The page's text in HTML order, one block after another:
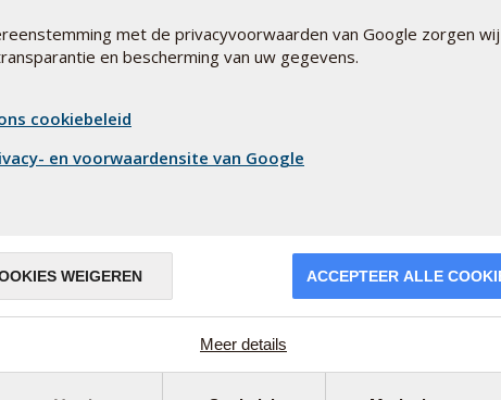
*
*
E-mail *
met de privacyvoorwaarden van Google zorgen wij
en bescherming van uw gegevens.
cookiebeleid
en voorwaardensite van Google
WEIGEREN ACCEPTEER ALLE
Meer details